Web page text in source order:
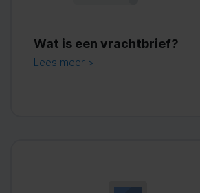
Wat is een vrachtbrief?
Lees meer >